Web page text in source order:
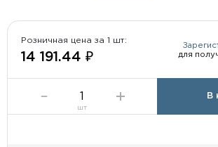
Розничная цена за 1 шт:
14 191.44 ₽
для
шт
В